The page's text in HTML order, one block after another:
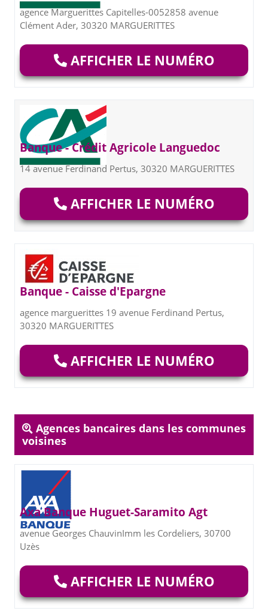
agence Marguerittes Capitelles-0052858 avenue
Clément Ader, 30320 MARGUERITTES
AFFICHER LE NUMÉRO
Banque - Crédit Agricole Languedoc
14 avenue Ferdinand Pertus, 30320 MARGUERITTES
AFFICHER LE NUMÉRO
Banque - Caisse d'Epargne
agence marguerittes 19 avenue Ferdinand Pertus,
30320 MARGUERITTES
AFFICHER LE NUMÉRO
Agences bancaires dans les communes
voisines
Axa Banque Huguet-Saramito Agt
avenue Georges ChauvinImm les Cordeliers, 30700
Uzès
AFFICHER LE NUMÉRO